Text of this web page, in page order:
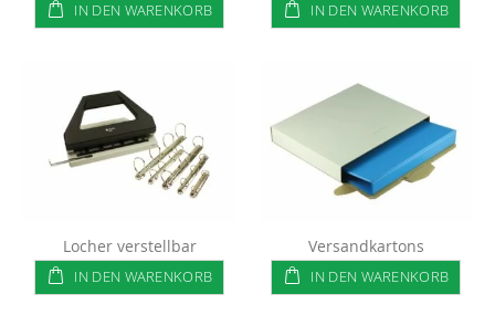
IN DEN WARENKORB IN DEN WARENKORB
Locher verstellbar
IN DEN WARENKORB
Versandkartons
IN DEN WARENKORB